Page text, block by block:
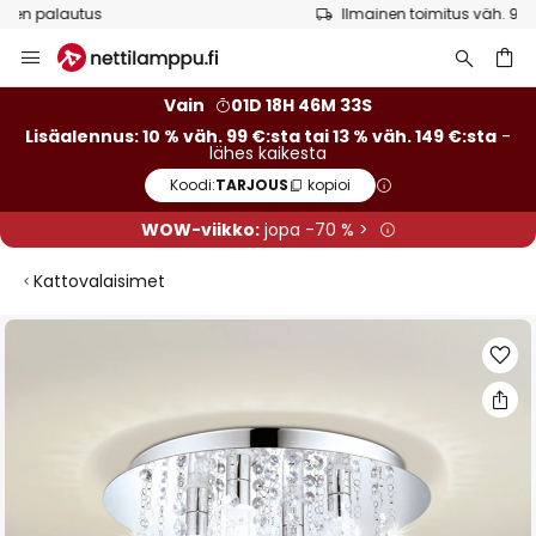
Ilmainen toimitus väh. 99 euron tilauksille
to
Vain
01D 18H 46M 33S
Lisäalennus: 10 % väh. 99 €:sta tai 13 % väh. 149 €:sta -
lähes kaikesta
Koodi:TARJOUS kopioi
WOW-viikko:jopa -70 % >
Kattovalaisimet
Skip